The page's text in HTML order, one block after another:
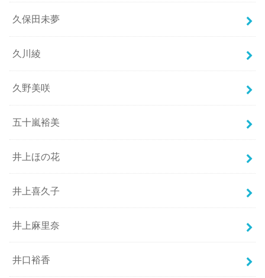
久保田未夢
久川綾
久野美咲
五十嵐裕美
井上ほの花
井上喜久子
井上麻里奈
井口裕香